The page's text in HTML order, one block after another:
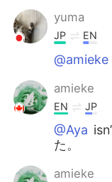
yuma
JP EN
@amieke
amieke
EN JP
@Aya
た。
amieke